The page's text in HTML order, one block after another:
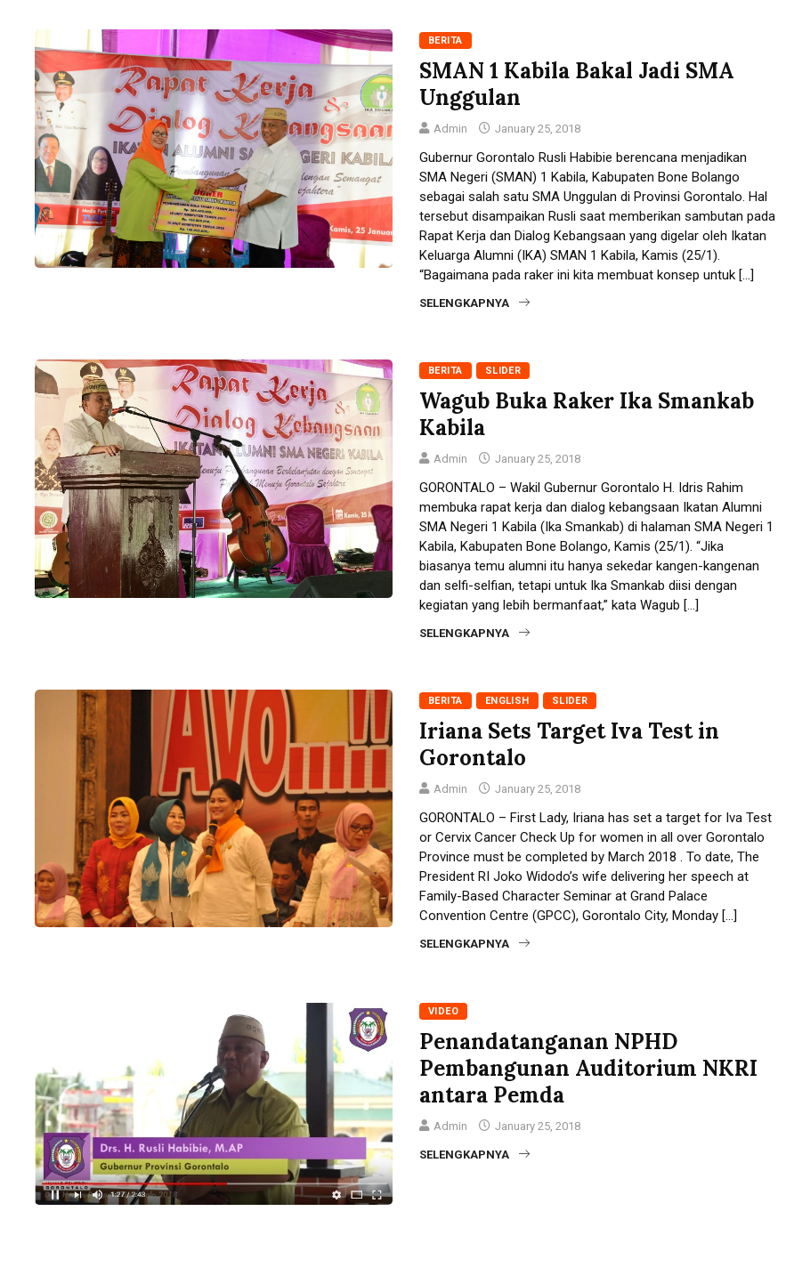
BERITA
SMAN 1 Kabila Bakal Jadi SMA
Unggulan
Admin January 25, 2018
Gubernur Gorontalo Rusli Habibie berencana menjadikan
SMA Negeri (SMAN) 1 Kabila, Kabupaten Bone Bolango
sebagai salah satu SMA Unggulan di Provinsi Gorontalo. Hal
tersebut disampaikan Rusli saat memberikan sambutan pada
Rapat Kerja dan Dialog Kebangsaan yang digelar oleh Ikatan
Keluarga Alumni (IKA) SMAN 1 Kabila, Kamis (25/1).
“Bagaimana pada raker ini kita membuat konsep untuk […]
SELENGKAPNYA
BERITA SLIDER
Wagub Buka Raker Ika Smankab
Kabila
Admin January 25, 2018
GORONTALO – Wakil Gubernur Gorontalo H. Idris Rahim
membuka rapat kerja dan dialog kebangsaan Ikatan Alumni
SMA Negeri 1 Kabila (Ika Smankab) di halaman SMA Negeri 1
Kabila, Kabupaten Bone Bolango, Kamis (25/1). “Jika
biasanya temu alumni itu hanya sekedar kangen-kangenan
dan selfi-selfian, tetapi untuk Ika Smankab diisi dengan
kegiatan yang lebih bermanfaat,” kata Wagub […]
SELENGKAPNYA
BERITA ENGLISH SLIDER
Iriana Sets Target Iva Test in
Gorontalo
Admin January 25, 2018
GORONTALO – First Lady, Iriana has set a target for Iva Test
or Cervix Cancer Check Up for women in all over Gorontalo
Province must be completed by March 2018 . To date, The
President RI Joko Widodo’s wife delivering her speech at
Family-Based Character Seminar at Grand Palace
Convention Centre (GPCC), Gorontalo City, Monday […]
SELENGKAPNYA
VIDEO
Penandatanganan NPHD
Pembangunan Auditorium NKRI
antara Pemda
Admin January 25, 2018
SELENGKAPNYA